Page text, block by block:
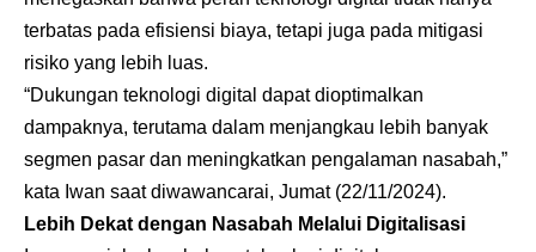
terbatas pada efisiensi biaya, tetapi juga pada mitigasi
risiko yang lebih luas.
“Dukungan teknologi digital dapat dioptimalkan
dampaknya, terutama dalam menjangkau lebih banyak
segmen pasar dan meningkatkan pengalaman nasabah,”
kata Iwan saat diwawancarai, Jumat (22/11/2024).
Lebih Dekat dengan Nasabah Melalui Digitalisasi